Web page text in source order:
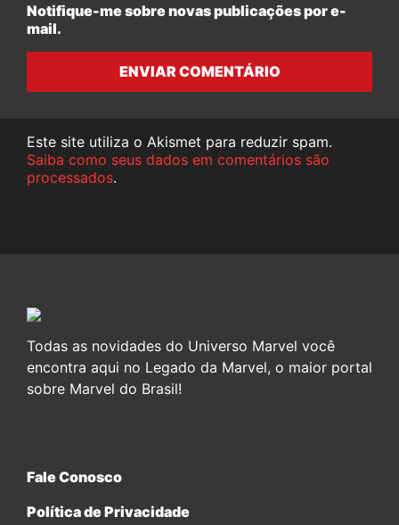
Notifique-me sobre novas publicações por e-
mail.
ENVIAR COMENTÁRIO
Este site utiliza o Akismet para reduzir spam.
Saiba como seus dados em comentários são
processados.
Todas as novidades do Universo Marvel você
encontra aqui no Legado da Marvel, o maior portal
sobre Marvel do Brasil!
Fale Conosco
Política de Privacidade